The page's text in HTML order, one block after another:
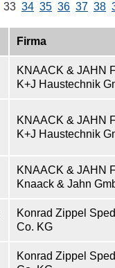
33 34 35 36 37 38
Firma
KNAACK & JAHN
K+J Haustechnik
KNAACK & JAHN
K+J Haustechnik
KNAACK & JAHN
Knaack & Jahn
Konrad Zippel
Co. KG
Konrad Zippel